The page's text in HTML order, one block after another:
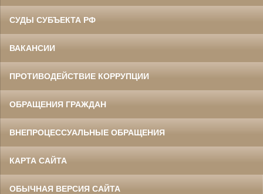
СУДЫ СУБЪЕКТА РФ
ВАКАНСИИ
ПРОТИВОДЕЙСТВИЕ КОРРУПЦИИ
ОБРАЩЕНИЯ ГРАЖДАН
ВНЕПРОЦЕССУАЛЬНЫЕ ОБРАЩЕНИЯ
КАРТА САЙТА
ОБЫЧНАЯ ВЕРСИЯ САЙТА